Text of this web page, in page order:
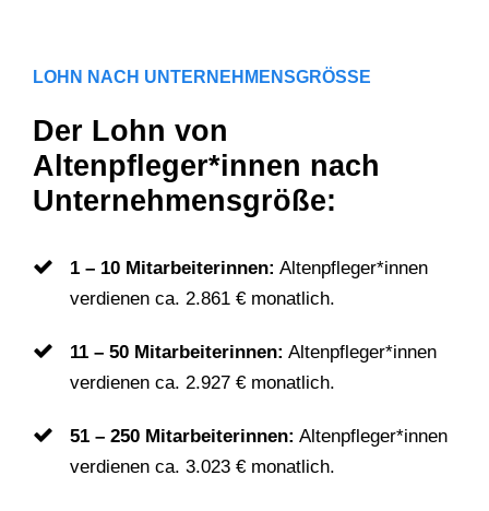
LOHN NACH UNTERNEHMENSGRÖSSE
Der Lohn von
Altenpfleger*innen nach
Unternehmensgröße:
1 – 10 Mitarbeiterinnen: Altenpfleger*innen
verdienen ca. 2.861 € monatlich.
11 – 50 Mitarbeiterinnen: Altenpfleger*innen
verdienen ca. 2.927 € monatlich.
51 – 250 Mitarbeiterinnen: Altenpfleger*innen
verdienen ca. 3.023 € monatlich.